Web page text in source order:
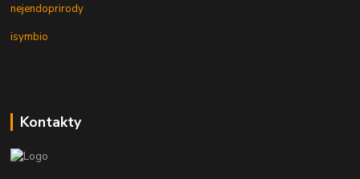
nejendoprirody
isymbio
Kontakty